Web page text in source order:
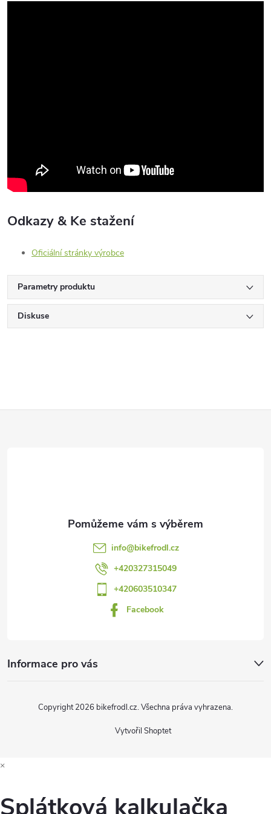
Odkazy & Ke stažení
Oficiální stránky výrobce
Parametry produktu
Diskuse
info@bikefrodl.cz
+420327315049
+420603510347
Facebook
Informace pro vás
Vytvořil Shoptet
Copyright 2026 bikefrodl.cz. Všechna práva vyhrazena.
×
Splátková kalkulačka